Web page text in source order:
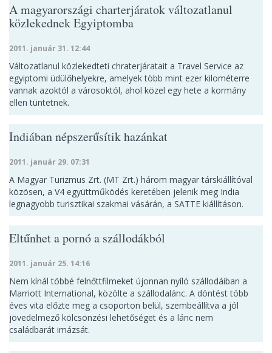
A magyarországi charterjáratok változatlanul
közlekednek Egyiptomba
2011. január 31. 12:44
Változatlanul közlekedteti chraterjáratait a Travel Service az
egyiptomi üdülőhelyekre, amelyek több mint ezer kilométerre
vannak azoktól a városoktól, ahol közel egy hete a kormány
ellen tüntetnek.
Indiában népszerűsítik hazánkat
2011. január 29. 07:31
A Magyar Turizmus Zrt. (MT Zrt.) három magyar társkiállítóval
közösen, a V4 együttműködés keretében jelenik meg India
legnagyobb turisztikai szakmai vásárán, a SATTE kiállításon.
Eltűnhet a pornó a szállodákból
2011. január 25. 14:16
Nem kínál többé felnőttfilmeket újonnan nyíló szállodáiban a
Marriott International, közölte a szállodalánc. A döntést több
éves vita előzte meg a csoporton belül, szembeállítva a jól
jövedelmező kölcsönzési lehetőséget és a lánc nem
családbarát imázsát.